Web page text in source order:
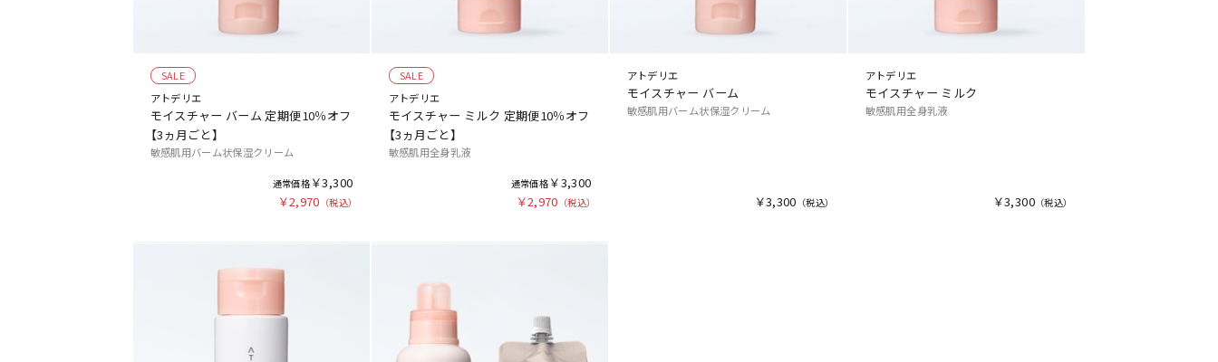
SALE
アトデリエ
モイスチャー バーム 定期便10％オフ
【3ヵ月ごと】
敏感肌用バーム状保湿クリーム
￥3,300
￥2,970
SALE
アトデリエ
モイスチャー ミルク 定期便10％オフ
【3ヵ月ごと】
敏感肌用全身乳液
￥3,300
￥2,970
アトデリエ
モイスチャー バーム
敏感肌用バーム状保湿クリーム
￥3,300
アトデリエ
モイスチャー ミルク
敏感肌用全身乳液
￥3,300